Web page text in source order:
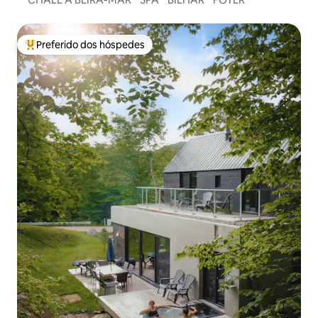
Entre os melhores preferidos dos hóspedes
Preferido dos hóspedes